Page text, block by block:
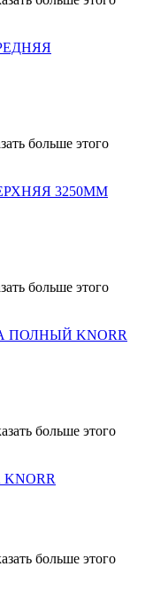
больше этого
3250ММ
больше этого
ПОЛНЫЙ KNORR
больше этого
больше этого